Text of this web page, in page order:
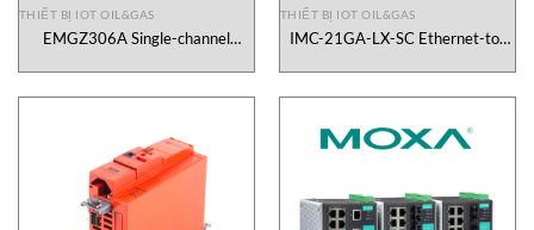
THIẾT BỊ IOT OIL&GAS
EMGZ306A Single-channel
technology Vietnam
THIẾT BỊ IOT OIL&GAS
IMC-21GA-LX-SC Ethernet-to-
Vietnam